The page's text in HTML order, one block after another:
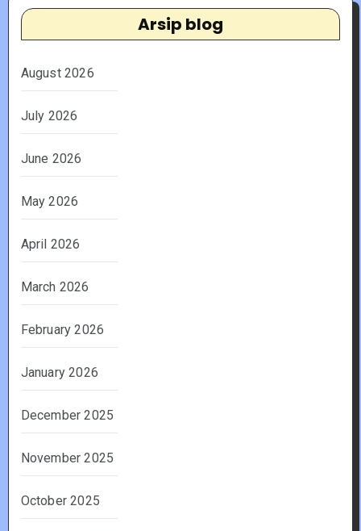
Arsip blog
August 2026
July 2026
June 2026
May 2026
April 2026
March 2026
February 2026
January 2026
December 2025
November 2025
October 2025